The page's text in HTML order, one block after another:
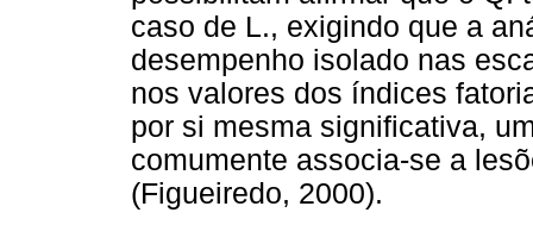
caso de L., exigindo que a
desempenho isolado nas
nos valores dos índices
por si mesma significativa,
comumente associa-se a
(Figueiredo, 2000).